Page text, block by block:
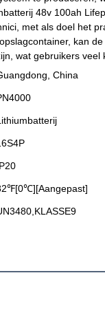
48v 100ah
met als doel het
kan
wat gebruikers veel
China